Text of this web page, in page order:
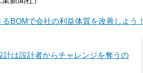
BOMで会社の利益体質を改善しよう
計は設計者からチャレンジを奪うの